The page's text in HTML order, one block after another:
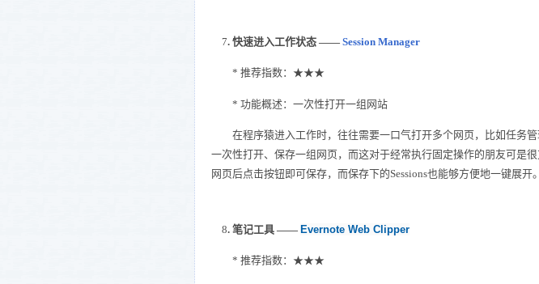
7. 快速进入工作状态 —— Session Manager
* 推荐指数：★★★
* 功能概述：一次性打开一组网站
在程序猿进入工作时，往往需要一口气打开多个网页，比如任务管
一次性打开、保存一组网页，而这对于经常执行固定操作的朋友可是
网页后点击按钮即可保存，而保存下的Sessions也能够方便地一键展开。
8. 笔记工具 —— Evernote Web Clipper
* 推荐指数：★★★